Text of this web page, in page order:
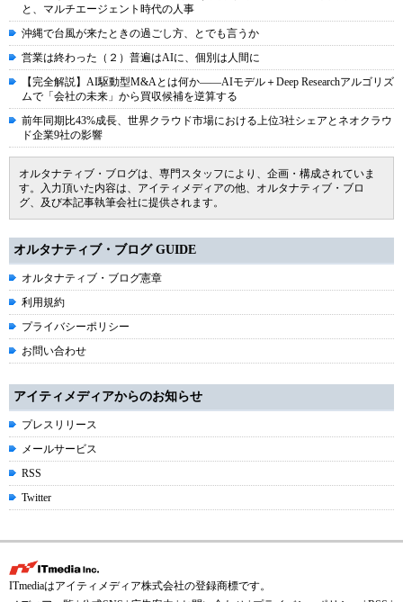
と、マルチエージェント時代の人事
沖縄で台風が来たときの過ごし方、とでも言うか
営業は終わった（２）普遍はAIに、個別は人間に
【完全解説】AI駆動型M&Aとは何か――AIモデル＋Deep Researchアルゴリズ
ムで「会社の未来」から買収候補を逆算する
前年同期比43%成長、世界クラウド市場における上位3社シェアとネオクラウ
ド企業9社の影響
オルタナティブ・ブログは、専門スタッフにより、企画・構成されていま
す。入力頂いた内容は、アイティメディアの他、オルタナティブ・ブロ
グ、及び本記事執筆会社に提供されます。
オルタナティブ・ブログ GUIDE
オルタナティブ・ブログ憲章
利用規約
プライバシーポリシー
お問い合わせ
アイティメディアからのお知らせ
プレスリリース
メールサービス
RSS
Twitter
ITmediaはアイティメディア株式会社の登録商標です。